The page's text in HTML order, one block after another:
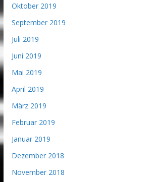
Oktober 2019
September 2019
Juli 2019
Juni 2019
Mai 2019
April 2019
März 2019
Februar 2019
Januar 2019
Dezember 2018
November 2018